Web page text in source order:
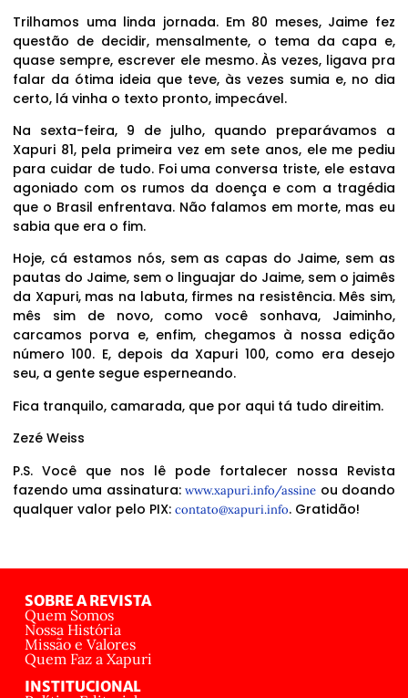
Trilhamos uma linda jornada. Em 80 meses, Jaime fez
questão de decidir, mensalmente, o tema da capa e,
quase sempre, escrever ele mesmo. Às vezes, ligava pra
falar da ótima ideia que teve, às vezes sumia e, no dia
certo, lá vinha o texto pronto, impecável.
Na sexta-feira, 9 de julho, quando preparávamos a
Xapuri 81, pela primeira vez em sete anos, ele me pediu
para cuidar de tudo. Foi uma conversa triste, ele estava
agoniado com os rumos da doença e com a tragédia
que o Brasil enfrentava. Não falamos em morte, mas eu
sabia que era o fim.
Hoje, cá estamos nós, sem as capas do Jaime, sem as
pautas do Jaime, sem o linguajar do Jaime, sem o jaimês
da Xapuri, mas na labuta, firmes na resistência. Mês sim,
mês sim de novo, como você sonhava, Jaiminho,
carcamos porva e, enfim, chegamos à nossa edição
número 100. E, depois da Xapuri 100, como era desejo
seu, a gente segue esperneando.
Fica tranquilo, camarada, que por aqui tá tudo direitim.
Zezé Weiss
P.S. Você que nos lê pode fortalecer nossa Revista
fazendo uma assinatura:www.xapuri.info/assine ou doando
qualquer valor pelo PIX: contato@xapuri.info. Gratidão!
SOBRE A REVISTA
Quem Somos
Nossa História
Missão e Valores
Quem Faz a Xapuri
INSTITUCIONAL